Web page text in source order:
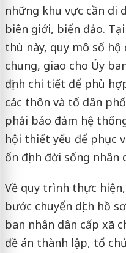
những khu vực cần di
biên giới, biển đảo.
thù này, quy mô số
chung, giao cho Ủy
định chi tiết để phù
các thôn và tổ dân
phải bảo đảm hệ
hội thiết yếu để phục
ổn định đời sống nhân
Về quy trình thực
bước chuyển dịch hồ
ban nhân dân cấp xã
đề án thành lập, tổ